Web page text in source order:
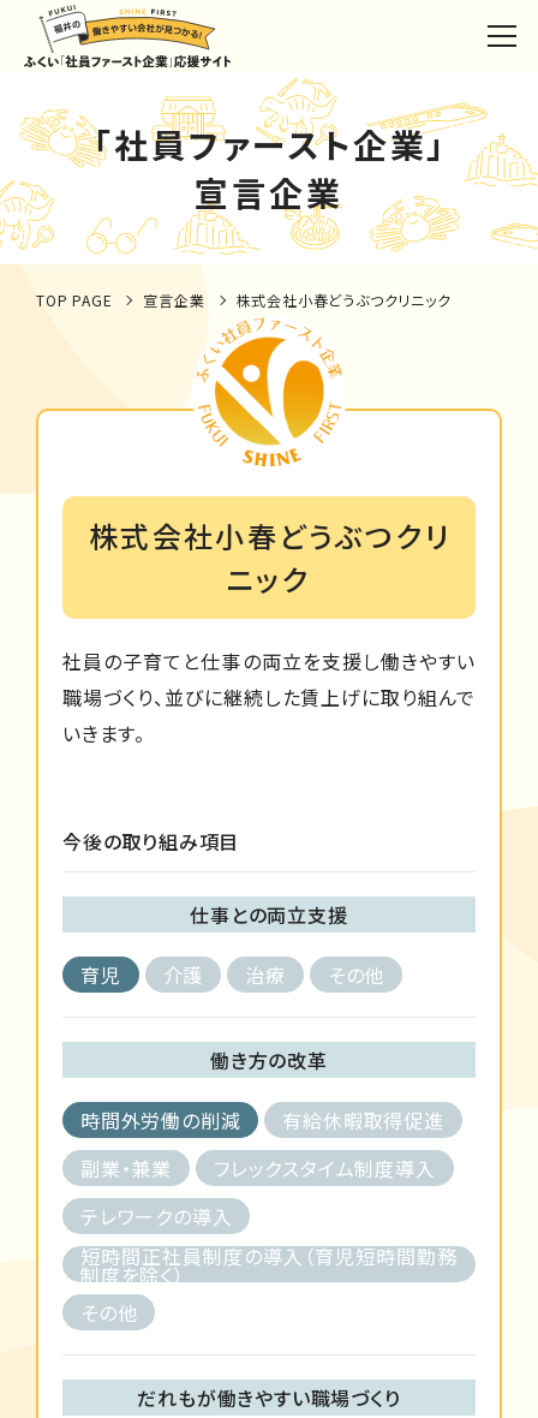
「社員ファースト企業」
宣言企業
TOP PAGE 宣言企業 株式会社小春どうぶつクリニック
株式会社小春どうぶつクリ
ニック
社員の子育てと仕事の両立を支援し働きやすい
職場づくり、並びに継続した賃上げに取り組んで
いきます。
今後の取り組み項目
仕事との両立支援
育児 介護 治療 その他
働き方の改革
時間外労働の削減
有給休暇取得促進
副業・兼業
フレックスタイム制度導入
テレワークの導入
短時間正社員制度の導入（育児短時間勤務
制度を除く）
その他
だれもが働きやすい職場づくり